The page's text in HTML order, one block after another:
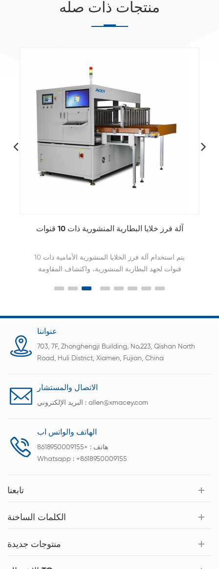
منتجات ذات صله
آلة فرز خلايا البطارية المنشورية ذات 10 قنوات
يتم استخدام آلة فرز الخلايا المنشورية الأمامية ذات 10
قنوات لجهد البطارية المنشورية، واكتشاف المقاومة
البيانات، والوظائف الرئيسية الأخرى.
عنواننا
703, 7F, Zhonghengji Building, No.223, Qishan North
Road, Huli District, Xiamen, Fujian, China
الاتصال والمستشار
البريد الإلكتروني : allen@xmacey.com
الهاتف والواتس اب
هاتف : +8618950009155
Whatsapp : +8618950009155
تابعنا
الكلمات الساخنة
منتوجات جديدة